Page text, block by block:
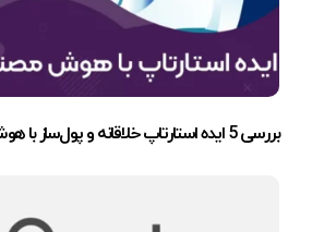
بررسی 5 ایده استارتاپ خلاقانه و پول‌ساز با هوش مصنوعی